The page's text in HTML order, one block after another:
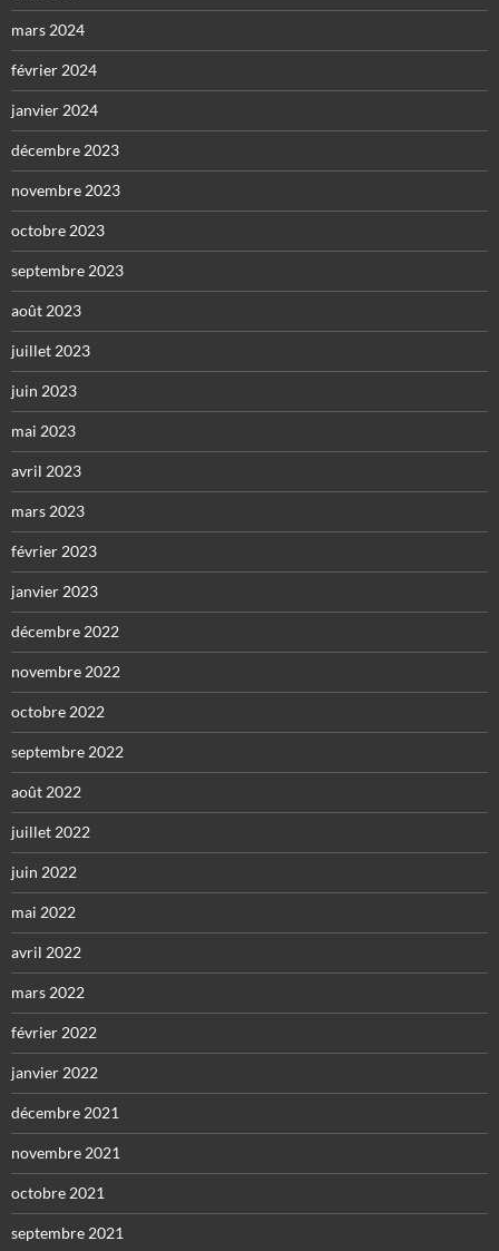
mars 2024
février 2024
janvier 2024
décembre 2023
novembre 2023
octobre 2023
septembre 2023
août 2023
juillet 2023
juin 2023
mai 2023
avril 2023
mars 2023
février 2023
janvier 2023
décembre 2022
novembre 2022
octobre 2022
septembre 2022
août 2022
juillet 2022
juin 2022
mai 2022
avril 2022
mars 2022
février 2022
janvier 2022
décembre 2021
novembre 2021
octobre 2021
septembre 2021